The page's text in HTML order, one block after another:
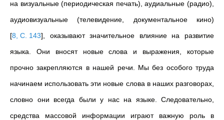
на визуальные (периодическая печать), аудиальные (радио),
аудиовизуальные (телевидение, документальное кино)
[8, C. 143] , оказывают значительное влияние на развитие
языка. Они вносят новые слова и выражения, которые
прочно закрепляются в нашей речи. Мы без особого труда
начинаем использовать эти новые слова в наших разговорах,
словно они всегда были у нас на языке. Следовательно,
средства массовой информации играют важную роль в